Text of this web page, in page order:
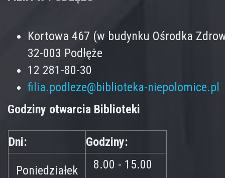
Kortowa 467 (w budynku Ośrodka
32-003 Podłęże
12 281-80-30
filia.podleze@biblioteka-niepolomice.pl
Godziny otwarcia Biblioteki
Dni: Godziny:
Poniedziałek 8.00 - 15.00